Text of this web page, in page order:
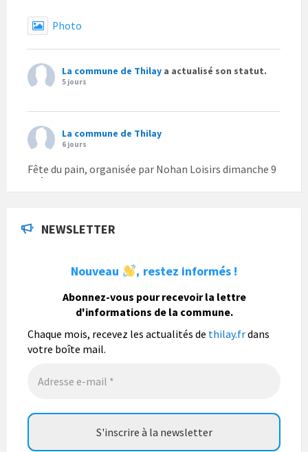
Photo
La commune de Thilay a actualisé son statut.
5 jours
La commune de Thilay
6 jours
Fête du pain, organisée par Nohan Loisirs dimanche 9
août.
population mais également les visiteurs à son
bulletin municipal annuel en organisant un concours
photo gratuit OUVERT À TOUS.
Vous pouvez envoyer vos photo...Lire la suite
NEWSLETTER
Nouveau , restez informés !
Abonnez-vous pour recevoir la lettre
d'informations de la commune.
Chaque mois, recevez les actualités de thilay.frdans
votre boîte mail.